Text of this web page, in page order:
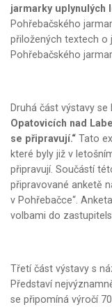
jarmarky uplynulých
Pohřebačského
přiložených textech o
Pohřebačského
Druhá část výstavy
Opatovicích nad
se připravují.“ Tato
které byly již v
připravují. Součástí
připravované anketě
v Pohřebačce“.
volbami do
Třetí část výstavy s
Představí
se připomíná výročí